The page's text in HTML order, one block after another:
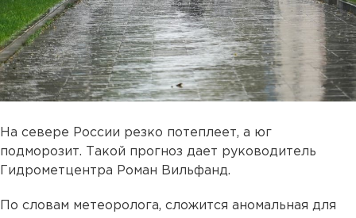
На севере России резко потеплеет, а юг
подморозит. Такой прогноз дает руководитель
Гидрометцентра Роман Вильфанд.
По словам метеоролога, сложится аномальная для